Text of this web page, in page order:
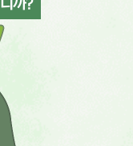
까?